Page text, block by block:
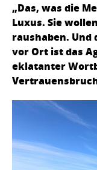
„Das, was die
Luxus. Sie
raushaben. Und
vor Ort ist das
eklatanter